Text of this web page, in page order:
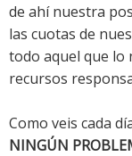
de ahí nuestra
las cuotas de
todo aquel que lo
recursos
Como veis cada
NINGÚN